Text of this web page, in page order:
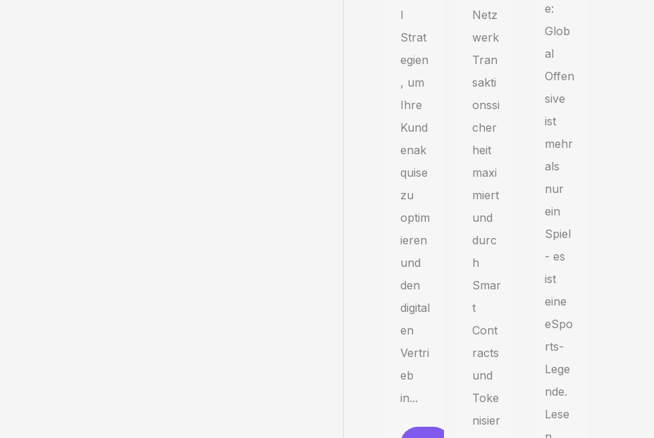
l
Strat
egien
, um
Ihre
Kund
enak
quise
zu
optim
ieren
und
den
digital
en
Vertri
eb
in...
Netz
werk
Tran
sakti
onssi
cher
heit
maxi
miert
und
durc
h
Smar
t
Cont
racts
und
Toke
nisier
e:
Glob
al
Offen
sive
ist
mehr
als
nur
ein
Spiel
- es
ist
eine
eSpo
rts-
Lege
nde.
Lese